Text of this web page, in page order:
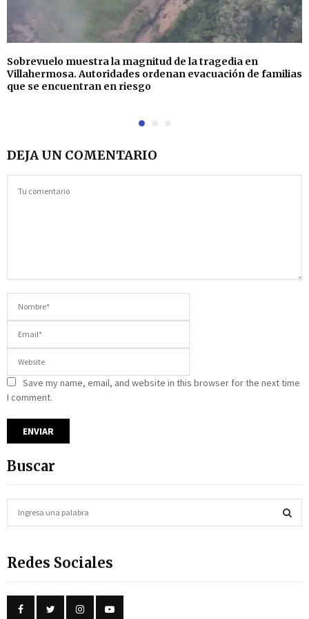
Sobrevuelo muestra la magnitud de la tragedia en
Villahermosa. Autoridades ordenan evacuación de familias
que se encuentran en riesgo
DEJA UN COMENTARIO
Save my name, email, and website in this browser for the next time
I comment.
Buscar
c
f
Redes Sociales